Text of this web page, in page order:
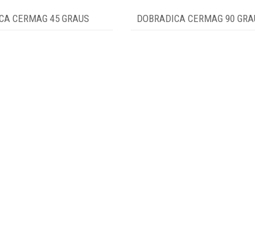
CERMAG 45 GRAUS DOBRADICA CERMAG 90